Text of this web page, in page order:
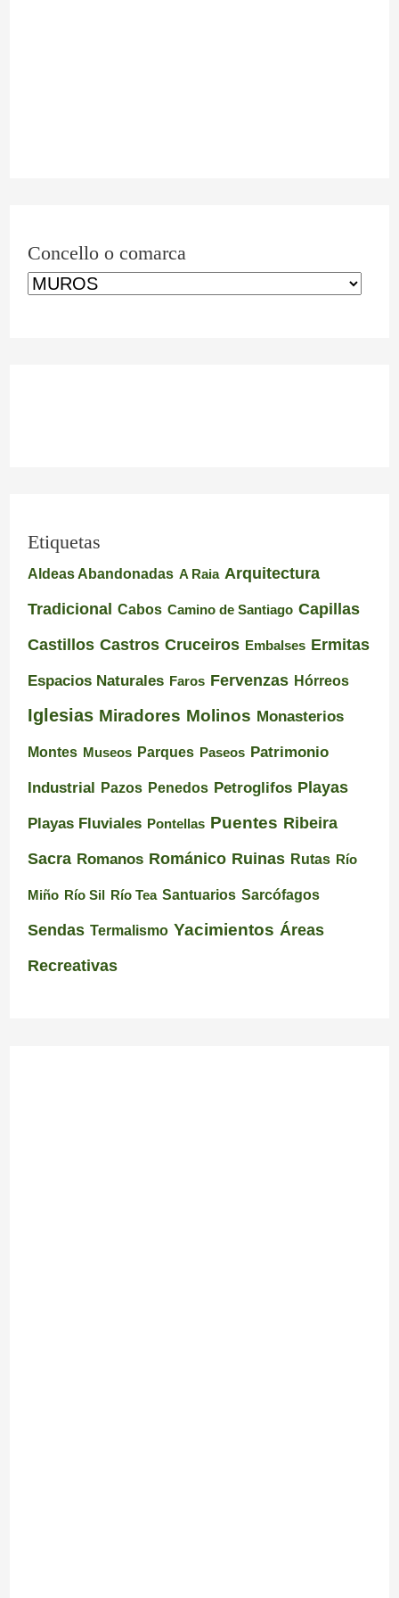
Concello o comarca
Etiquetas
Aldeas Abandonadas A Raia Arquitectura
Tradicional
Cabos Camino de Santiago Capillas
Castillos Castros Cruceiros Embalses Ermitas
Espacios Naturales Faros Fervenzas Hórreos
Iglesias Miradores Molinos Monasterios
Montes Museos Parques Paseos Patrimonio
Industrial Pazos Penedos Petroglifos Playas
Playas Fluviales Pontellas Puentes Ribeira
Sacra Romanos Románico Ruinas Rutas Río
Miño Río Sil Río Tea Santuarios Sarcófagos
Sendas Termalismo Yacimientos Áreas
Recreativas